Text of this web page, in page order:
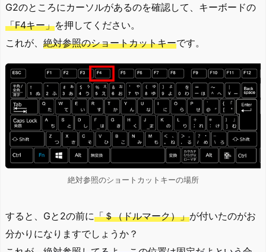
G2のところにカーソルがあるのを確認して、キーボードの
「F4キー」を押してください。
これが、 絶対参照のショートカットキーです。
絶対参照のショートカットキーの場所
すると、Gと2の前に「＄（ドルマーク）」が付いたのがお
分かりになりますでしょうか？